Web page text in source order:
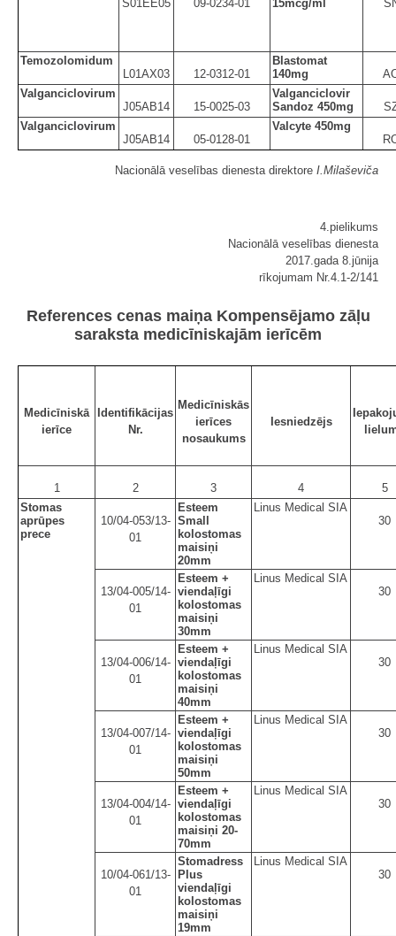
S01EE05
09-0234-01
15mcg/ml
Temozolomidum
L01AX03
12-0312-01
Blastomat
140mg
Valganciclovirum
J05AB14
15-0025-03
Valganciclovir
Sandoz 450mg
Valganciclovirum
J05AB14
05-0128-01
Valcyte 450mg
Nacionālā veselības dienesta direktore I.Milaševiča
4.pielikums
Nacionālā veselības dienesta
2017.gada 8.jūnija
rīkojumam Nr.4.1-2/141
References cenas maiņa Kompensējamo zāļu
saraksta medicīniskajām ierīcēm
Medicīniskā
ierīce
Identifikācijas
Nr.
Medicīniskās
ierīces
nosaukums
Iesniedzējs
1 2 3 4
5
Stomas
aprūpes
prece
10/04-053/13-
01
Esteem
Small
kolostomas
maisiņi
20mm
Linus Medical SIA
30
13/04-005/14-
01
Esteem +
viendaļīgi
kolostomas
maisiņi
30mm
Linus Medical SIA
30
13/04-006/14-
01
Esteem +
viendaļīgi
kolostomas
maisiņi
40mm
Linus Medical SIA
30
13/04-007/14-
01
Esteem +
viendaļīgi
kolostomas
maisiņi
50mm
Linus Medical SIA
30
13/04-004/14-
01
Esteem +
viendaļīgi
kolostomas
maisiņi 20-
70mm
Linus Medical SIA
30
10/04-061/13-
01
Stomadress
Plus
viendaļīgi
kolostomas
maisiņi
19mm
Linus Medical SIA
30